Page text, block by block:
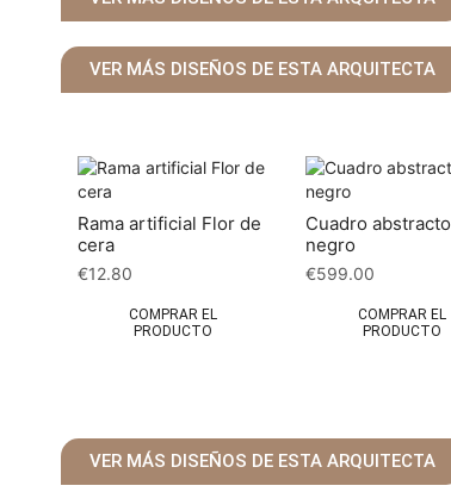
VER MÁS DISEÑOS DE ESTA ARQUITECTA
Rama artificial Flor de
cera
€12.80
COMPRAR EL
PRODUCTO
Cuadro abstracto
negro
€599.00
COMPRAR EL
PRODUCTO
VER MÁS DISEÑOS DE ESTA ARQUITECTA